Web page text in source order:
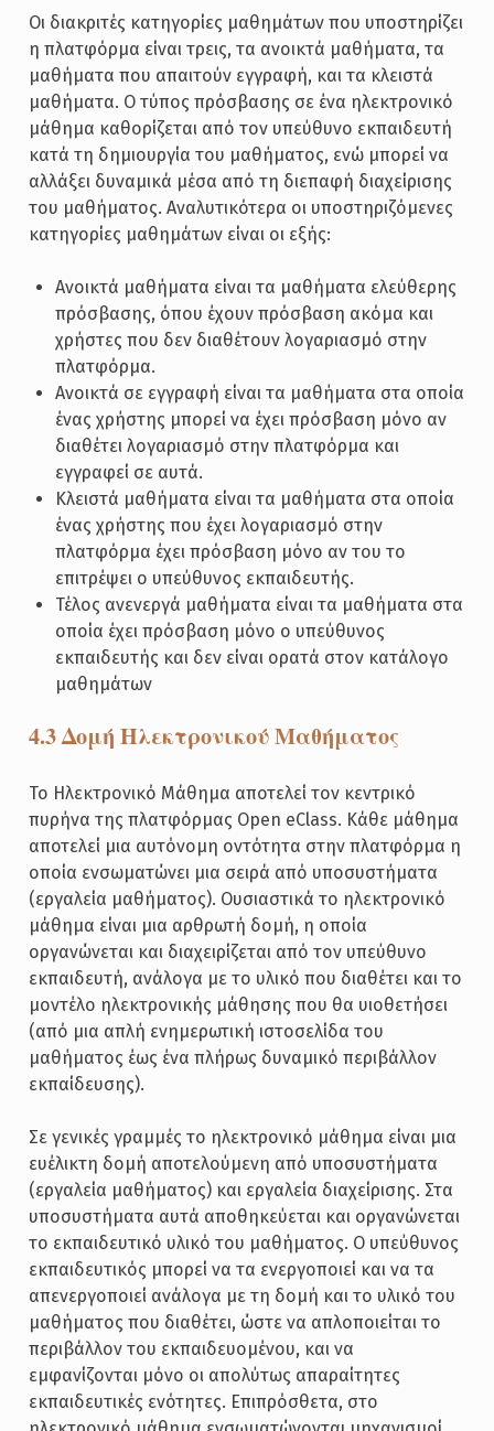
Οι διακριτές κατηγορίες μαθημάτων που υποστηρίζει
η πλατφόρμα είναι τρεις, τα ανοικτά μαθήματα, τα
μαθήματα που απαιτούν εγγραφή, και τα κλειστά
μαθήματα. Ο τύπος πρόσβασης σε ένα ηλεκτρονικό
μάθημα καθορίζεται από τον υπεύθυνο εκπαιδευτή
κατά τη δημιουργία του μαθήματος, ενώ μπορεί να
αλλάξει δυναμικά μέσα από τη διεπαφή διαχείρισης
του μαθήματος. Αναλυτικότερα οι υποστηριζόμενες
κατηγορίες μαθημάτων είναι οι εξής:
Ανοικτά μαθήματα είναι τα μαθήματα ελεύθερης
πρόσβασης, όπου έχουν πρόσβαση ακόμα και
χρήστες που δεν διαθέτουν λογαριασμό στην
πλατφόρμα.
Ανοικτά σε εγγραφή είναι τα μαθήματα στα οποία
ένας χρήστης μπορεί να έχει πρόσβαση μόνο αν
διαθέτει λογαριασμό στην πλατφόρμα και
εγγραφεί σε αυτά.
Κλειστά μαθήματα είναι τα μαθήματα στα οποία
ένας χρήστης που έχει λογαριασμό στην
πλατφόρμα έχει πρόσβαση μόνο αν του το
επιτρέψει ο υπεύθυνος εκπαιδευτής.
Τέλος ανενεργά μαθήματα είναι τα μαθήματα στα
οποία έχει πρόσβαση μόνο ο υπεύθυνος
εκπαιδευτής και δεν είναι ορατά στον κατάλογο
μαθημάτων
4.3 Δομή Ηλεκτρονικού Μαθήματος
Το Ηλεκτρονικό Μάθημα αποτελεί τον κεντρικό
πυρήνα της πλατφόρμας Open eClass. Κάθε μάθημα
αποτελεί μια αυτόνομη οντότητα στην πλατφόρμα η
οποία ενσωματώνει μια σειρά από υποσυστήματα
(εργαλεία μαθήματος). Ουσιαστικά το ηλεκτρονικό
μάθημα είναι μια αρθρωτή δομή, η οποία
οργανώνεται και διαχειρίζεται από τον υπεύθυνο
εκπαιδευτή, ανάλογα με το υλικό που διαθέτει και το
μοντέλο ηλεκτρονικής μάθησης που θα υιοθετήσει
(από μια απλή ενημερωτική ιστοσελίδα του
μαθήματος έως ένα πλήρως δυναμικό περιβάλλον
εκπαίδευσης).
Σε γενικές γραμμές το ηλεκτρονικό μάθημα είναι μια
ευέλικτη δομή αποτελούμενη από υποσυστήματα
(εργαλεία μαθήματος) και εργαλεία διαχείρισης. Στα
υποσυστήματα αυτά αποθηκεύεται και οργανώνεται
το εκπαιδευτικό υλικό του μαθήματος. Ο υπεύθυνος
εκπαιδευτικός μπορεί να τα ενεργοποιεί και να τα
απενεργοποιεί ανάλογα με τη δομή και το υλικό του
μαθήματος που διαθέτει, ώστε να απλοποιείται το
περιβάλλον του εκπαιδευομένου, και να
εμφανίζονται μόνο οι απολύτως απαραίτητες
εκπαιδευτικές ενότητες. Επιπρόσθετα, στο